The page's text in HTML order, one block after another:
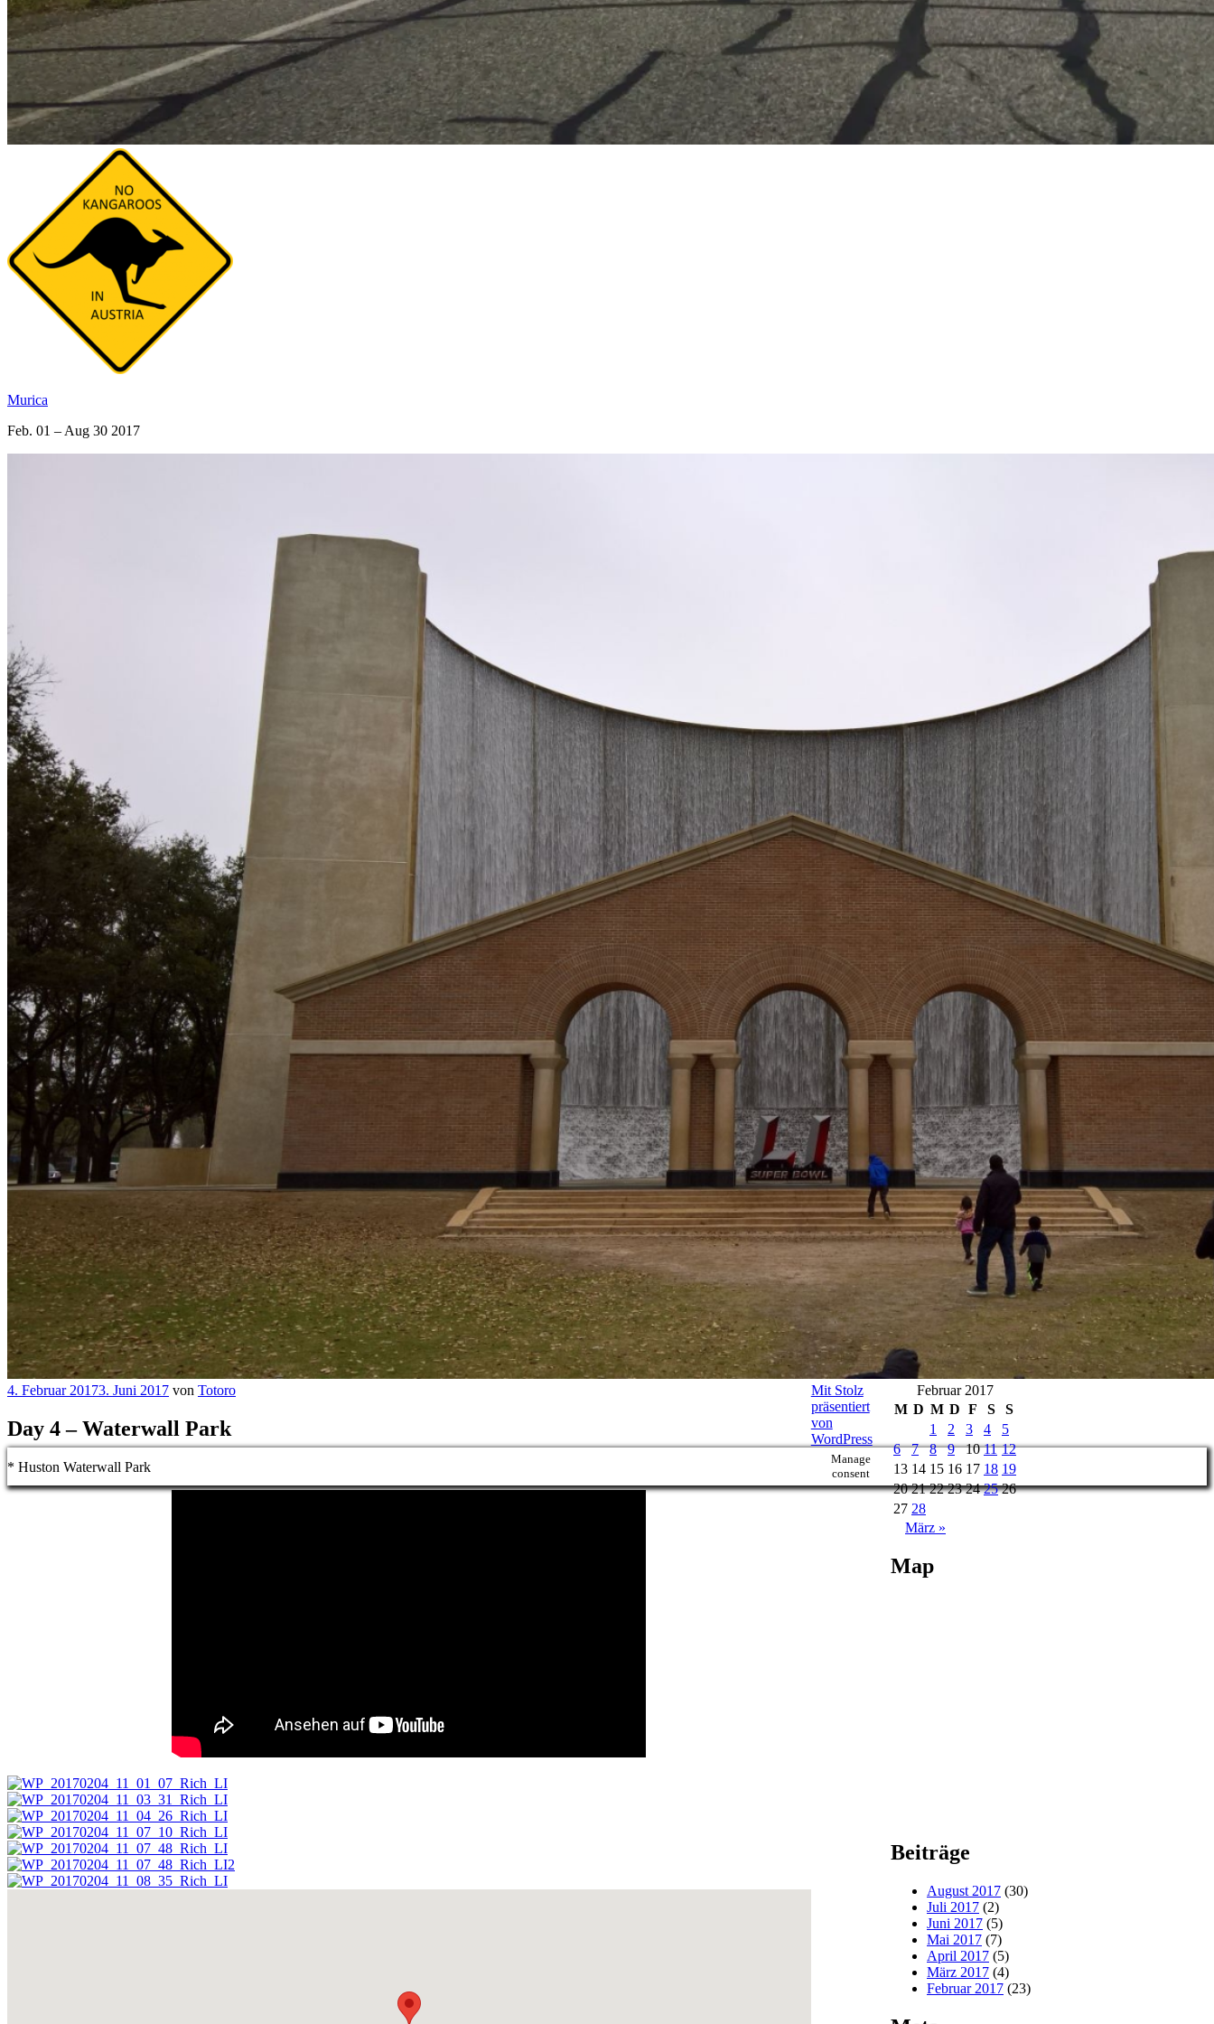
Murica
Feb. 01 – Aug 30 2017
Veröffentlicht
4. Februar 20173. Juni 2017 von Totoro
Day 4 – Waterwall Park
* Huston Waterwall Park
Februar 2017
M D M D F S
S
1
2 3 4
5
6
7 8 9 10 11 12
13 14 15 16 17 18 19
20 21 22 23 24 25 26
27 28
März »
Map
Beiträge
August 2017 (30)
Juli 2017 (2)
Juni 2017 (5)
Mai 2017 (7)
April 2017 (5)
März 2017 (4)
Februar 2017 (23)
Mit Stolz
präsentiert
von
WordPress
Manage
consent